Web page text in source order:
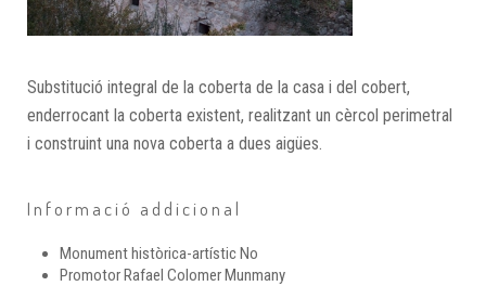
Substitució integral de la coberta de la casa i del cobert,
enderrocant la coberta existent, realitzant un cèrcol perimetral
i construint una nova coberta a dues aigües.
Informació addicional
Monument històrica-artísticNo
PromotorRafael Colomer Munmany